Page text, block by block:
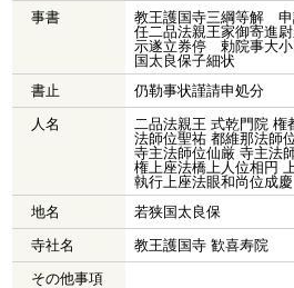
事書
教王護国寺三綱等解
任二品法親王家御寄進
示遂立券停 勅院事大小
国太良保子細状
書止
仍勒事状謹請申処分
人名
二品法親王 式乾門院 権
法師位聖祐 都維那法師
寺主法師位仙厳 寺主法
権上座法橋上人位相円
執行上座法眼和尚位成慶
地名
若狭国太良保
寺社名
教王護国寺 歓喜寿院
その他事項